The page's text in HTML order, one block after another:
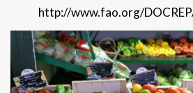
http://www.fao.org/